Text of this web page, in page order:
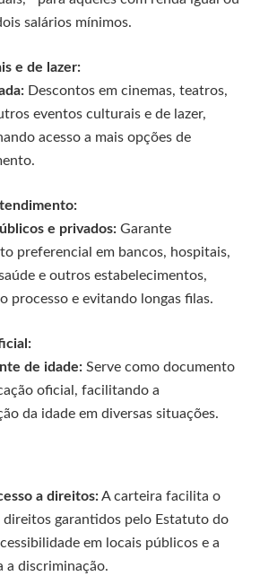
salários mínimos.
e de lazer:
Descontos em cinemas, teatros,
eventos culturais e de lazer,
acesso a mais opções de
e privados:Garante
preferencial em bancos, hospitais,
e outros estabelecimentos,
processo e evitando longas filas.
de idade:Serve como documento
oficial, facilitando a
da idade em diversas situações.
a direitos:A carteira facilita o
direitos garantidos pelo Estatuto do
em locais públicos e a
a discriminação.